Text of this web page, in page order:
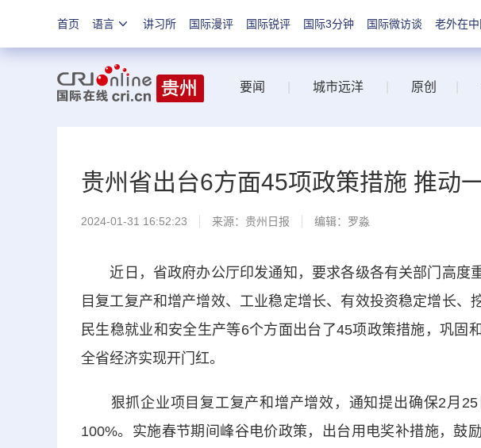
首页 语言 讲习所 国际漫评 国际锐评 国际3分钟 国际微访谈 老外在中
要闻 城市远洋 原创
贵州省出台6方面45项政策措施 推动
2024-01-31 16:52:23 来源： 贵州日报 编辑：罗淼
近日，省政府办公厅印发通知，要求各级各有关部门高度
目复工复产和增产增效、工业稳定增长、有效投资稳定增长、
民生稳就业和安全生产等6个方面出台了45项政策措施，巩固
全省经济实现开门红。
狠抓企业项目复工复产和增产增效，通知提出确保2月25
100%。实施春节期间峰谷电价政策，出台用电奖补措施，鼓